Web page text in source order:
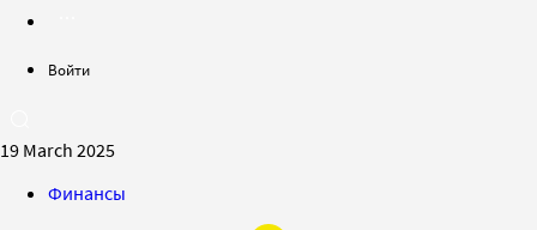
Войти
19 March 2025
Финансы